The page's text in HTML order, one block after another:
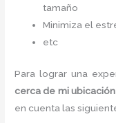
tamaño
Minimiza el
etc
Para lograr una
cerca de mi
en cuenta las